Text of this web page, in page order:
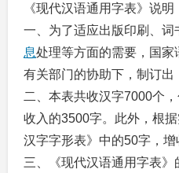
《现代汉语通用字表》说明
一、为了适应出版印刷、词
息处理等方面的需要，国
有关部门的协助下，制订出
二、本表共收汉字7000个
收入的3500字。此外，根
汉字字形表》中的50字，增
三、《现代汉语通用字表